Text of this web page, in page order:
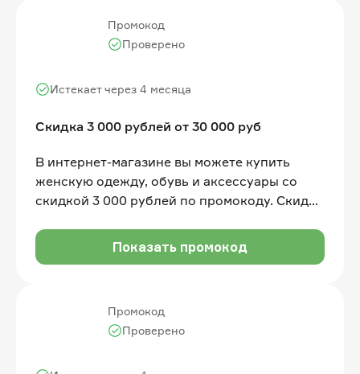
Промокод
Скидка 3 000 рублей от 30 000 руб
Истекает через 4 месяца
Проверено
В интернет-магазине вы можете купить
женскую одежду, обувь и аксессуары со
скидкой 3 000 рублей по промокоду. Скидка
Показать промокод
Промокод
Проверено